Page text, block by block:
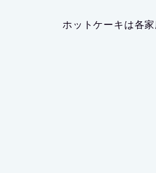
ホットケーキは各